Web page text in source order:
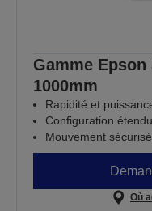
Gamme Epson
1000mm
Rapidité et
Configuration
Mouvement
Où